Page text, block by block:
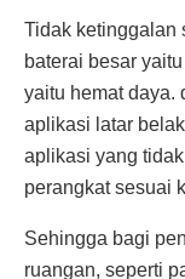
Tidak ketinggalan
baterai besar
yaitu hemat daya.
aplikasi latar
aplikasi yang
perangkat sesuai
Sehingga bagi
ruangan, seperti